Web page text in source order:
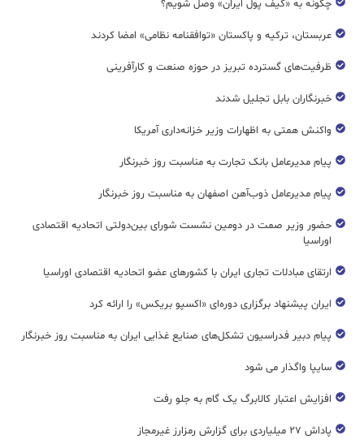
چگونه به «کیف پول ایران» وصل شویم؟
عربستان، ترکیه و پاکستان «توافقنامه نظامی» امضا کردند
ظرفیت‌های گسترده‌ تبریز در حوزه صنعت و کارآفرینی
خبرنگاران بابل تجلیل شدند
واکنش همتی به اظهارات وزیر خزانه‌داری آمریکا
پیام مدیرعامل بانک تجارت به مناسبت روز خبرنگار
پیام مدیرعامل ذوب‌آهن اصفهان به مناسبت روز خبرنگار
حضور وزیر صمت در دومین نشست شورای بین‌دولتی اتحادیه اقتصادی
اوراسیا
ارتقای مبادلات تجاری ایران با کشورهای عضو اتحادیه اقتصادی اوراسیا
ایران پیشنهاد برگزاری دوره‌ای «اکسپو بریکس» را ارائه کرد
پیام دبیر فدراسیون تشکل‌های صنایع غذایی ایران به مناسبت روز خبرنگار
سایپا واگذار می شود
افزایش اعتبار کالابرگ یک گام به جلو رفت
پاداش ۲۷ میلیاردی برای گزارش رمزارز غیرمجاز